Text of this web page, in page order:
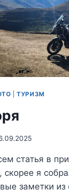
|ТУРИЗМ
статья в
скорее я
заметки из